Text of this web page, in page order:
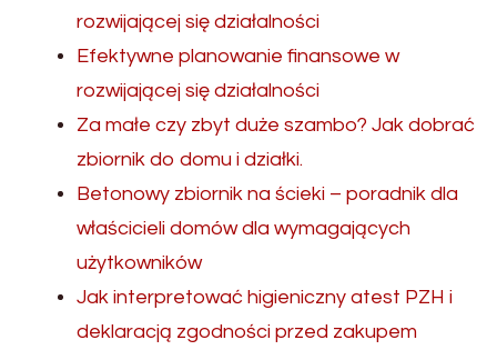
rozwijającej się działalności
Efektywne planowanie finansowe w
rozwijającej się działalności
Za małe czy zbyt duże szambo? Jak dobrać
zbiornik do domu i działki.
Betonowy zbiornik na ścieki – poradnik dla
właścicieli domów dla wymagających
użytkowników
Jak interpretować higieniczny atest PZH i
deklaracją zgodności przed zakupem